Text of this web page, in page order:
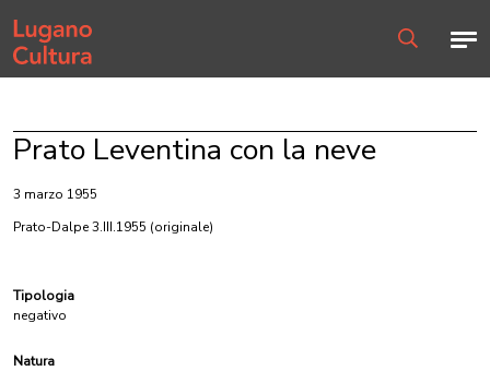
Home page
Prato Leventina con la neve
3 marzo 1955
Prato-Dalpe 3.III.1955 (originale)
Tipologia
negativo
Natura